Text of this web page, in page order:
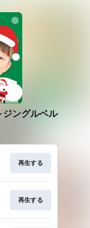
ジングルベル
再生する
再生する